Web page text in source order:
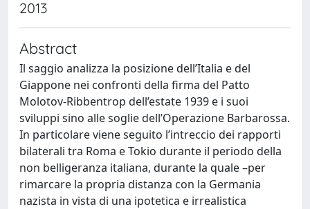
2013
Abstract
Il saggio analizza la posizione dell’Italia e del
Giappone nei confronti della firma del Patto
Molotov-Ribbentrop dell’estate 1939 e i suoi
sviluppi sino alle soglie dell’Operazione Barbarossa.
In particolare viene seguito l’intreccio dei rapporti
bilaterali tra Roma e Tokio durante il periodo della
non belligeranza italiana, durante la quale –per
rimarcare la propria distanza con la Germania
nazista in vista di una ipotetica e irrealistica